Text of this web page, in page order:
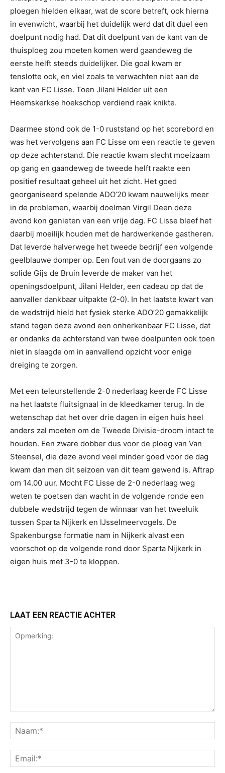
ploegen hielden elkaar, wat de score betreft, ook hierna
in evenwicht, waarbij het duidelijk werd dat dit duel een
doelpunt nodig had. Dat dit doelpunt van de kant van de
thuisploeg zou moeten komen werd gaandeweg de
eerste helft steeds duidelijker. Die goal kwam er
tenslotte ook, en viel zoals te verwachten niet aan de
kant van FC Lisse. Toen Jilani Helder uit een
Heemskerkse hoekschop verdiend raak knikte.
Daarmee stond ook de 1-0 ruststand op het scorebord en
was het vervolgens aan FC Lisse om een reactie te geven
op deze achterstand. Die reactie kwam slecht moeizaam
op gang en gaandeweg de tweede helft raakte een
positief resultaat geheel uit het zicht. Het goed
georganiseerd spelende ADO’20 kwam nauwelijks meer
in de problemen, waarbij doelman Virgil Deen deze
avond kon genieten van een vrije dag. FC Lisse bleef het
daarbij moeilijk houden met de hardwerkende gastheren.
Dat leverde halverwege het tweede bedrijf een volgende
geelblauwe domper op. Een fout van de doorgaans zo
solide Gijs de Bruin leverde de maker van het
openingsdoelpunt, Jilani Helder, een cadeau op dat de
aanvaller dankbaar uitpakte (2-0). In het laatste kwart van
de wedstrijd hield het fysiek sterke ADO’20 gemakkelijk
stand tegen deze avond een onherkenbaar FC Lisse, dat
er ondanks de achterstand van twee doelpunten ook toen
niet in slaagde om in aanvallend opzicht voor enige
dreiging te zorgen.
Met een teleurstellende 2-0 nederlaag keerde FC Lisse
na het laatste fluitsignaal in de kleedkamer terug. In de
wetenschap dat het over drie dagen in eigen huis heel
anders zal moeten om de Tweede Divisie-droom intact te
houden. Een zware dobber dus voor de ploeg van Van
Steensel, die deze avond veel minder goed voor de dag
kwam dan men dit seizoen van dit team gewend is. Aftrap
om 14.00 uur. Mocht FC Lisse de 2-0 nederlaag weg
weten te poetsen dan wacht in de volgende ronde een
dubbele wedstrijd tegen de winnaar van het tweeluik
tussen Sparta Nijkerk en IJsselmeervogels. De
Spakenburgse formatie nam in Nijkerk alvast een
voorschot op de volgende rond door Sparta Nijkerk in
eigen huis met 3-0 te kloppen.
LAAT EEN REACTIE ACHTER